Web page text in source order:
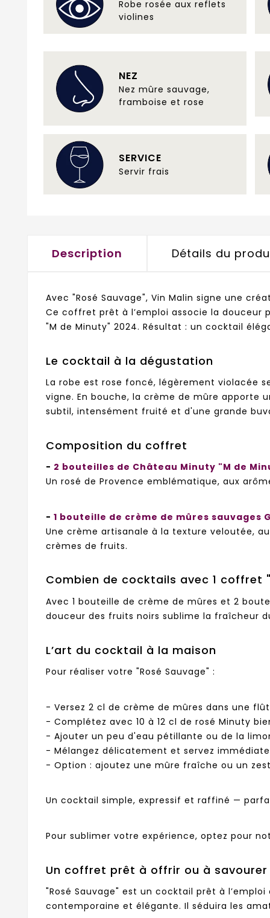
Robe rosée aux reflets
violines
NEZ
Nez mûre sauvage,
framboise et rose
SERVICE
Servir frais
Description Détails du
Avec "Rosé Sauvage", Vin Malin signe une
Ce coffret prêt à l’emploi associe la douceur
"M de Minuty" 2024. Résultat : un cocktail
Le cocktail à la dégustation
La robe est rose foncé, légèrement violacée
vigne. En bouche, la crème de mûre apporte
subtil, intensément fruité et d'une grande
Composition du coffret
- 2 bouteilles de Château Minuty "M de
Un rosé de Provence emblématique, aux
- 1 bouteille de crème de mûres sauvages
Une crème artisanale à la texture veloutée,
crèmes de fruits.
Combien de cocktails avec 1 coffret
Avec 1 bouteille de crème de mûres et 2
douceur des fruits noirs sublime la fraîcheur
L’art du cocktail à la maison
Pour réaliser votre "Rosé Sauvage" :
- Versez 2 cl de crème de mûres dans une
- Complétez avec 10 à 12 cl de rosé Minuty
- Ajouter un peu d'eau pétillante ou de la
- Mélangez délicatement et servez
- Option : ajoutez une mûre fraîche ou un
Un cocktail simple, expressif et raffiné —
Pour sublimer votre expérience, optez pour
Un coffret prêt à offrir ou à savourer
"Rosé Sauvage" est un cocktail prêt à
contemporaine et élégante. Il séduira les